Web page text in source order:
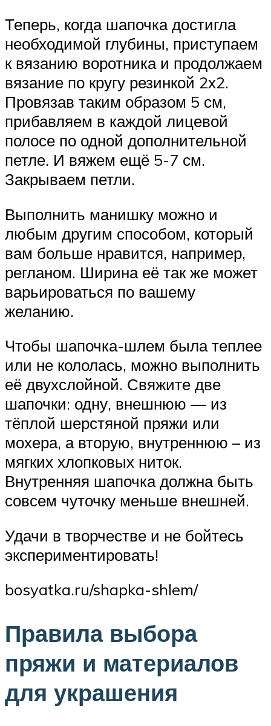
Теперь, когда шапочка достигла
необходимой глубины, приступаем
к вязанию воротника и продолжаем
вязание по кругу резинкой 2х2.
Провязав таким образом 5 см,
прибавляем в каждой лицевой
полосе по одной дополнительной
петле. И вяжем ещё 5-7 см.
Закрываем петли.
Выполнить манишку можно и
любым другим способом, который
вам больше нравится, например,
регланом. Ширина её так же может
варьироваться по вашему
желанию.
Чтобы шапочка-шлем была теплее
или не кололась, можно выполнить
её двухслойной. Свяжите две
шапочки: одну, внешнюю — из
тёплой шерстяной пряжи или
мохера, а вторую, внутреннюю – из
мягких хлопковых ниток.
Внутренняя шапочка должна быть
совсем чуточку меньше внешней.
Удачи в творчестве и не бойтесь
экспериментировать!
bosyatka.ru/shapka-shlem/
Правила выбора
пряжи и материалов
для украшения